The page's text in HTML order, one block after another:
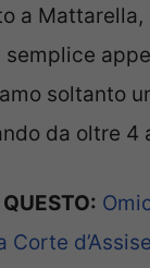
a Mattarella,
soltanto
da oltre 4
Corte